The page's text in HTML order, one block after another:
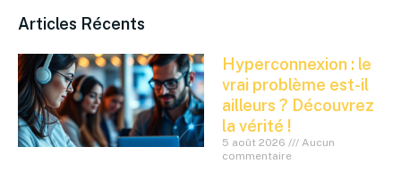
Articles Récents
Hyperconnexion : le
vrai problème est-il
ailleurs ? Découvrez
la vérité !
5 août 2026
Aucun
commentaire